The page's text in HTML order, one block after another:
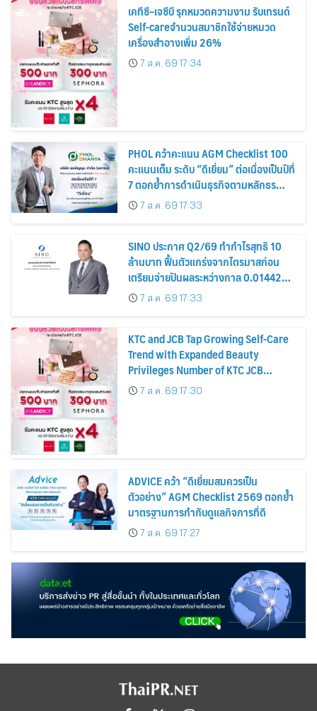
เคทีซี–เจซีบี รุกหมวดความงาม รับเทรนด์
Self-careจำนวนสมาชิกใช้จ่ายหมวด
เครื่องสำอางเพิ่ม 26%
7 ส.ค. 69 17:34
PHOL คว้าคะแนน AGM Checklist 100
คะแนนเต็ม ระดับ “ดีเยี่ยม” ต่อเนื่องเป็นปีที่
7 ตอกย้ำการดำเนินธุรกิจตามหลักธร
รมาภิบาล โปร่งใส สร้างความเชื่อมั่นผู้ถือ
หุ้น
7 ส.ค. 69 17:33
SINO ประกาศ Q2/69 ทำกำไรสุทธิ 10
ล้านบาท ฟื้นตัวแกร่งจากไตรมาสก่อน
เตรียมจ่ายปันผลระหว่างกาล 0.014423
บาทต่อหุ้น ครึ่งปีหลังมุ่งเติบโตต่อเนื่อง
7 ส.ค. 69 17:33
KTC and JCB Tap Growing Self-Care
Trend with Expanded Beauty
Privileges Number of KTC JCB
Cardmembers Spending on
Cosmetics Rises 26%
7 ส.ค. 69 17:30
ADVICE คว้า “ดีเยี่ยมสมควรเป็น
ตัวอย่าง” AGM Checklist 2569 ตอกย้ำ
มาตรฐานการกำกับดูแลกิจการที่ดี
7 ส.ค. 69 17:27